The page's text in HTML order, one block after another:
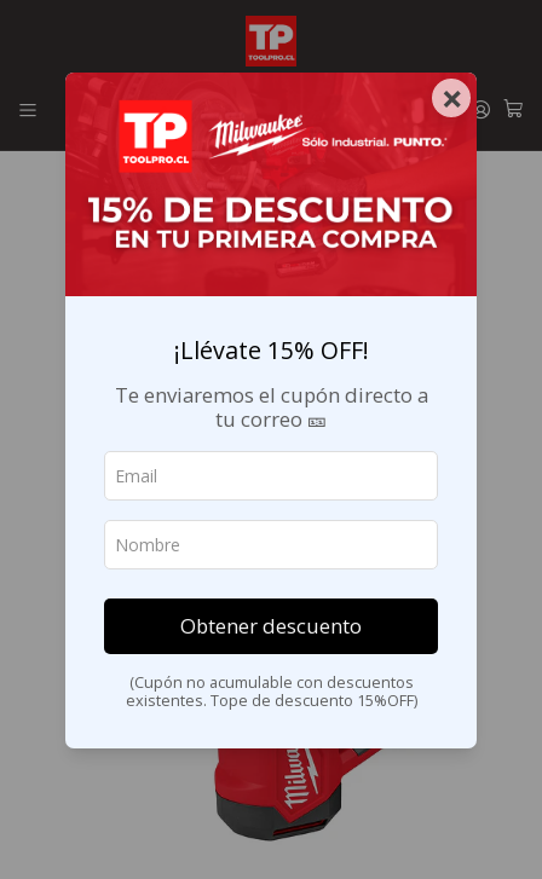
Envíos GRATIS en la RM por compras sobre $29.990
×
¡Llévate 15% OFF!
Te enviaremos el cupón directo a
tu correo 🎫
Obtener descuento
(Cupón no acumulable con descuentos
existentes. Tope de descuento 15%OFF)